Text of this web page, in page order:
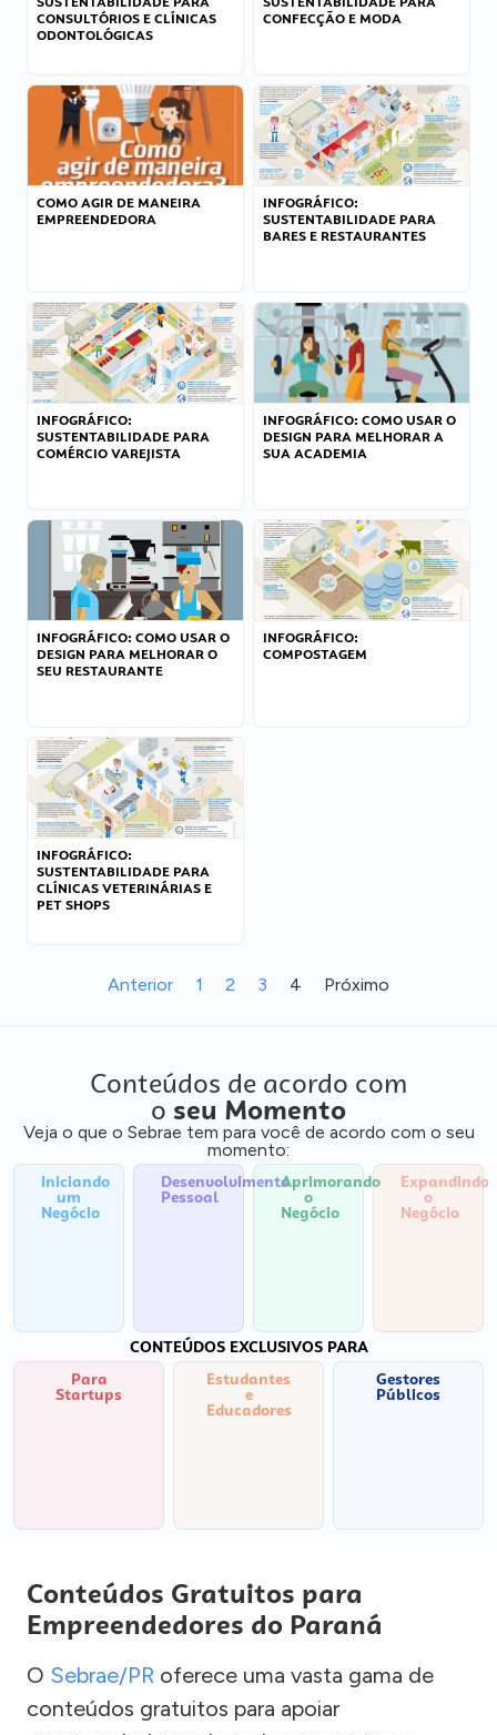
CONSULTÓRIOS E CLÍNICAS
ODONTOLÓGICAS
CONFECÇÃO E MODA
COMO AGIR DE MANEIRA
EMPREENDEDORA
INFOGRÁFICO:
SUSTENTABILIDADE PARA
BARES E RESTAURANTES
INFOGRÁFICO:
SUSTENTABILIDADE PARA
COMÉRCIO VAREJISTA
INFOGRÁFICO: COMO USAR O
DESIGN PARA MELHORAR A
SUA ACADEMIA
INFOGRÁFICO: COMO USAR O
DESIGN PARA MELHORAR O
SEU RESTAURANTE
INFOGRÁFICO:
COMPOSTAGEM
INFOGRÁFICO:
SUSTENTABILIDADE PARA
CLÍNICAS VETERINÁRIAS E
PET SHOPS
Anterior 1 2 3 4 Próximo
Conteúdos de acordo com
o seu Momento
Veja o que o Sebrae tem para você de acordo com o seu
momento:
Iniciando
um
Negócio
Desenvolvimento
Pessoal
Aprimorando
o
Negócio
Expandindo
o
Negócio
CONTEÚDOS EXCLUSIVOS PARA
Para
Startups
Estudantes
e
Educadores
Gestores
Públicos
Conteúdos Gratuitos para
Empreendedores do Paraná
O Sebrae/PR oferece uma vasta gama de
conteúdos gratuitos para apoiar